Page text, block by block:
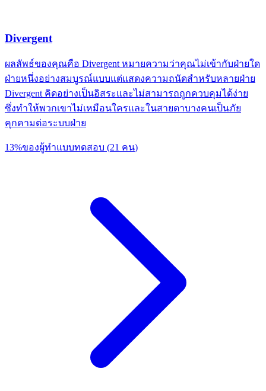
Divergent
ผลลัพธ์ของคุณคือ Divergent หมายความว่าคุณไม่เข้ากับฝ่ายใด
ฝ่ายหนึ่งอย่างสมบูรณ์แบบแต่แสดงความถนัดสำหรับหลายฝ่าย
Divergent คิดอย่างเป็นอิสระและไม่สามารถถูกควบคุมได้ง่าย
ซึ่งทำให้พวกเขาไม่เหมือนใครและในสายตาบางคนเป็นภัย
คุกคามต่อระบบฝ่าย
13%ของผู้ทำแบบทดสอบ (21 คน)